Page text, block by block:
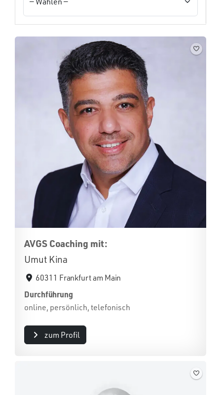
AVGS Coaching mit:
Umut Kina
60311 Frankfurt am Main
Durchführung
online, persönlich, telefonisch
zum Profil